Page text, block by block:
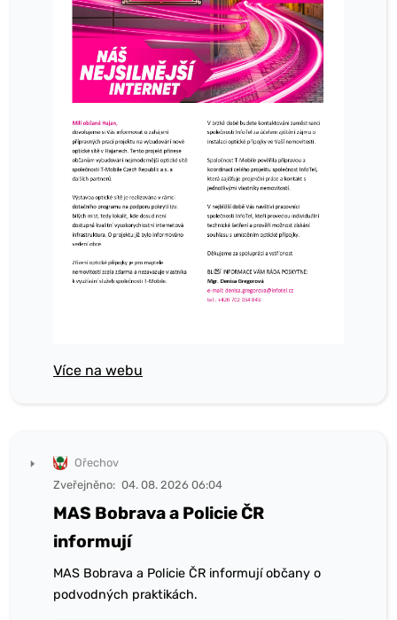
Více na webu
Ořechov
Zveřejněno: 04. 08. 2026 06:04
MAS Bobrava a Policie ČR
informují
MAS Bobrava a Policie ČR informují občany o
podvodných praktikách.